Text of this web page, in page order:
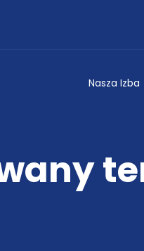
Nasza Izba